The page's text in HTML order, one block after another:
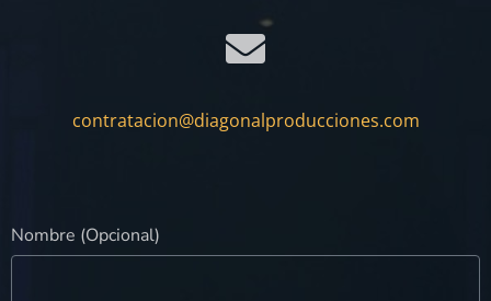
contratacion@diagonalproducciones.com
Nombre (Opcional)